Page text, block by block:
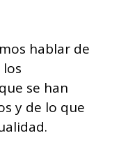
hablar de
se han
y de lo que